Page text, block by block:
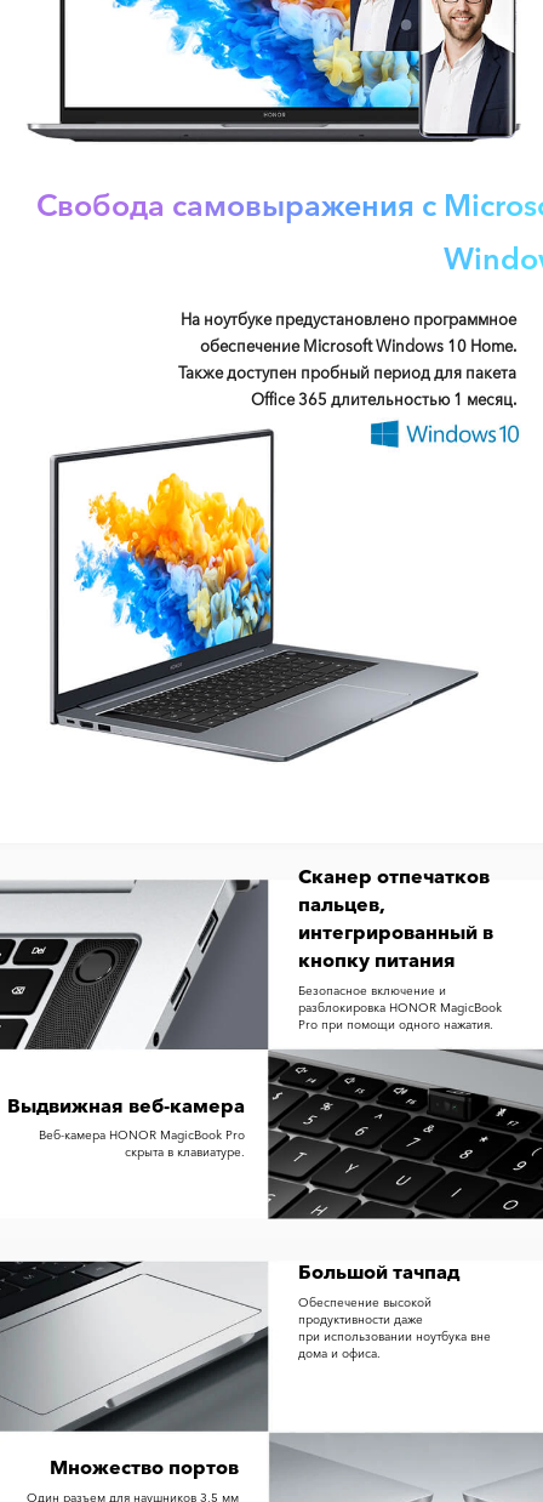
Свобода самовыражения с
На ноутбуке предустановлено программное
обеспечение Microsoft Windows 10 Home.
Также доступен пробный период для пакета
Office 365 длительностью 1 месяц.
Сканер отпечатков
пальцев,
интегрированный в
кнопку питания
Безопасное включение и
разблокировка HONOR MagicBook
Pro при помощи одного нажатия.
Выдвижная веб-камера
Веб-камера HONOR MagicBook Pro
скрыта в клавиатуре.
Большой тачпад
Обеспечение высокой
продуктивности даже
при использовании ноутбука вне
дома и офиса.
Множество портов
Один разъем для наушников 3,5 мм